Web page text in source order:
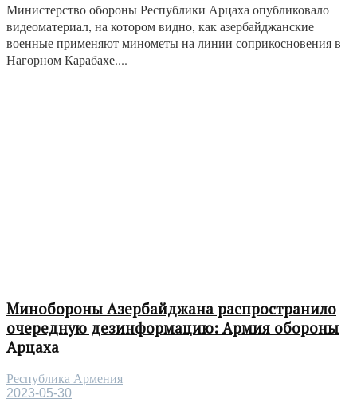
Министерство обороны Республики Арцаха опубликовало
видеоматериал, на котором видно, как азербайджанские
военные применяют минометы на линии соприкосновения в
Нагорном Карабахе....
Минобороны Азербайджана распространило
очередную дезинформацию: Армия обороны
Арцаха
Республика Армения
2023-05-30